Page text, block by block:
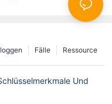
Ressource
Fälle
Und